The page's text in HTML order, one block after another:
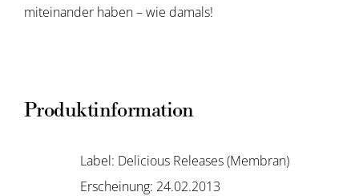
miteinander haben – wie damals!
Produktinformation
Label: Delicious Releases (Membran)
Erscheinung: 24.02.2013